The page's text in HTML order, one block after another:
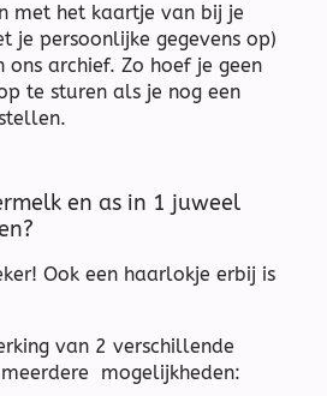
met het kaartje van bij je
je persoonlijke gegevens op)
ons archief. Zo hoef je geen
te sturen als je nog een
en as in 1 juweel
Ook een haarlokje erbij is
van 2 verschillende
mogelijkheden: